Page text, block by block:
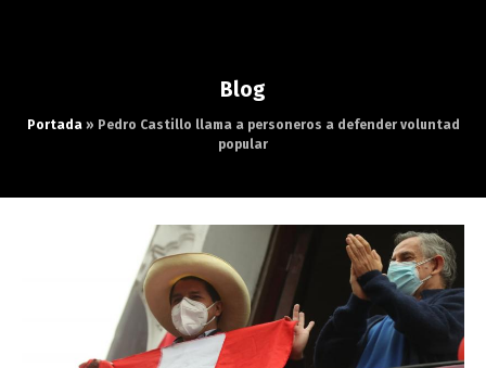
Blog
Portada» Pedro Castillo llama a personeros a defender voluntad
popular